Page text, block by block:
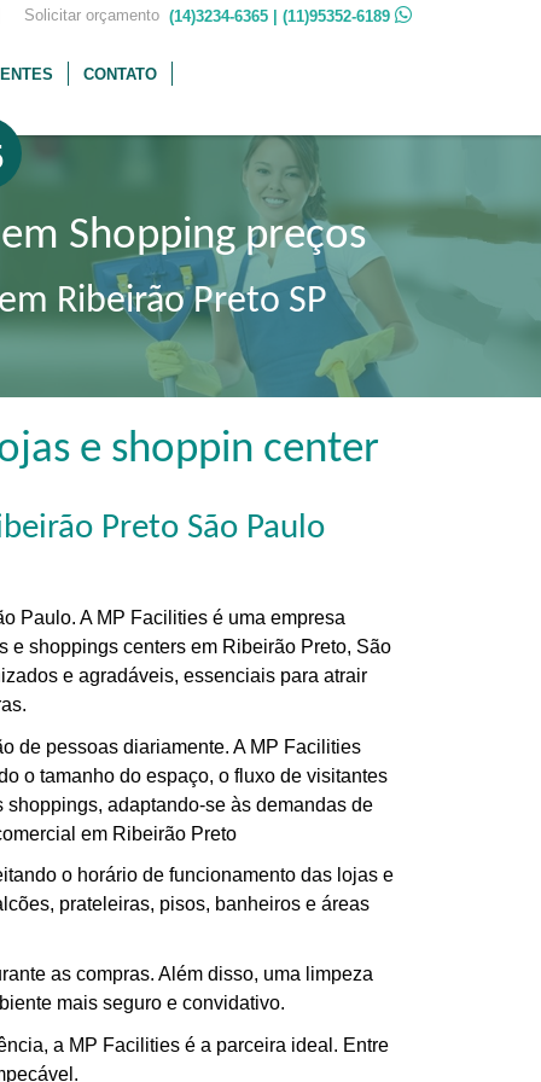
(14)3234-6365 | (11)95352-6189
Solicitar orçamento
CONTATO
em Shopping preços
Ribeirão Preto SP
e shoppin center
Preto São Paulo
Paulo. A MP Facilities é uma empresa
e shoppings centers em Ribeirão Preto, São
e agradáveis, essenciais para atrair
de pessoas diariamente. A MP Facilities
o tamanho do espaço, o fluxo de visitantes
adaptando-se às demandas de
em Ribeirão Preto
o horário de funcionamento das lojas e
prateleiras, pisos, banheiros e áreas
as compras. Além disso, uma limpeza
mais seguro e convidativo.
a MP Facilities é a parceira ideal. Entre